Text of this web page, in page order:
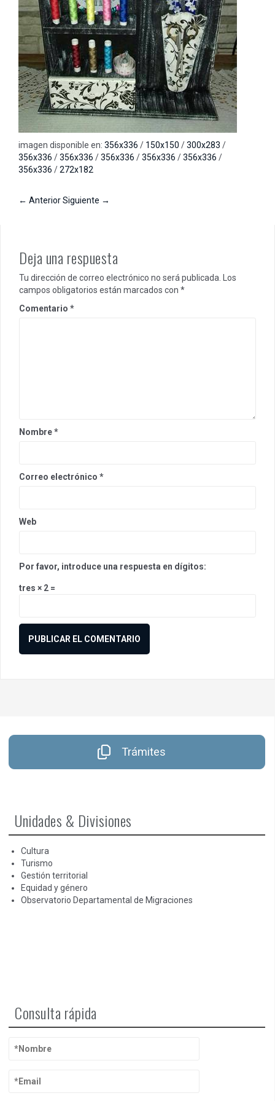
imagen disponible en: 356x336 / 150x150 /300x283 /
356x336 /356x336 /356x336 /356x336 /356x336 /
356x336 /272x182
← AnteriorSiguiente →
Deja una respuesta
Tu dirección de correo electrónico no será publicada.
Los
campos obligatorios están marcados con *
Comentario *
Nombre*
Correo electrónico *
Web
Por favor, introduce una respuesta en dígitos:
tres × 2 =
Trámites
Unidades & Divisiones
Cultura
Turismo
Gestión territorial
Equidad y género
Observatorio Departamental de Migraciones
Consulta rápida